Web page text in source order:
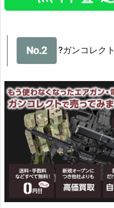
?ガンコレクト